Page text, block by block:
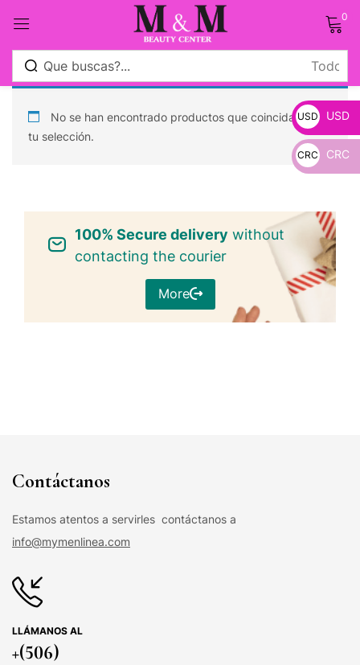
0
No se han encontrado productos que coincidan con
tu selección.
100% Secure delivery without
contacting the courier
More
Contáctanos
Estamos atentos a servirles contáctanos a
info@mymenlinea.com
LLÁMANOS AL
+(506)
USD
_
USD
CRC CRC
Sign in
Log in
Crear una cuenta